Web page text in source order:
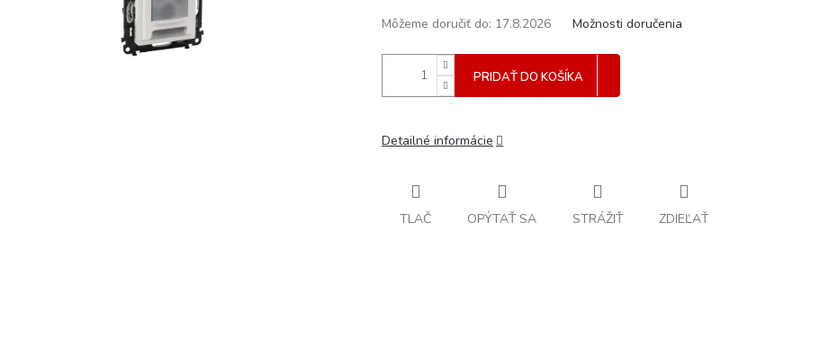
Môžeme doručiť do: 17.8.2026 Možnosti doručenia
PRIDAŤ DO KOŠÍKA
Detailné informácie
TLAČ OPÝTAŤ SA STRÁŽIŤ ZDIEĽAŤ